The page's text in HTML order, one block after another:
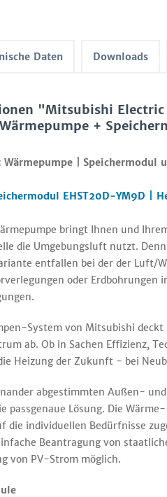
Daten Downloads
"Mitsubishi Electric
+
| Speichermodul
EHST20D-YM9D |
bringt Ihnen und
die Umgebungsluft nutzt.
entfallen bei der der Luft/
oder
System von Mitsubishi
ab. Ob in Sachen Effizienz,
Heizung der Zukunft - bei
abgestimmten Außen-
passgenaue Lösung. Die
die individuellen Bedürfnisse
Beantragung von
von PV-Strom möglich.